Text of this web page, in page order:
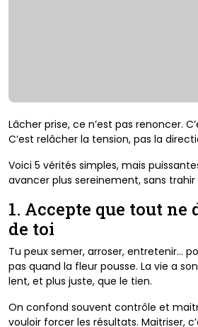
Lâcher prise, ce n’est pas renoncer.
C’est relâcher la tension, pas la
Voici 5 vérités simples, mais
avancer plus sereinement, sans trahir
1. Accepte que tout ne dépend pas
de toi
Tu peux semer, arroser, entretenir…
pas quand la fleur pousse. La vie a
lent, et plus juste, que le tien.
On confond souvent contrôle et
vouloir forcer les résultats. Maitriser,